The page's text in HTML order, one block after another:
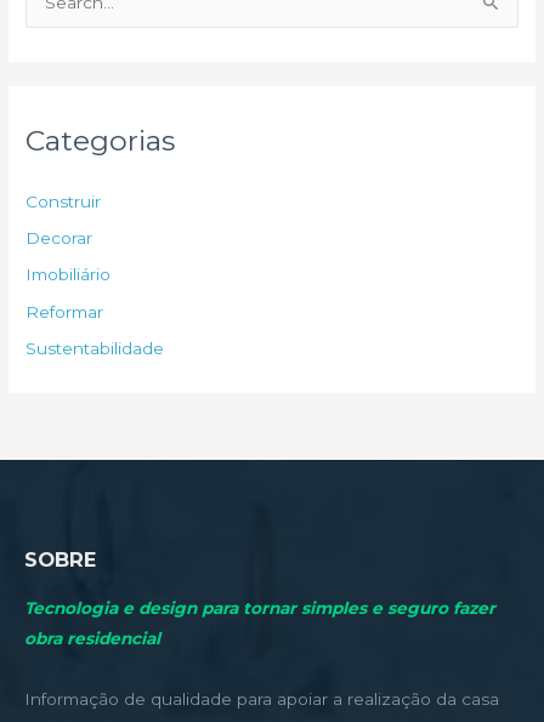
e
p
o
r
Categorias
Construir
Decorar
Imobiliário
Reformar
Sustentabilidade
SOBRE
Tecnologia e design para tornar simples e seguro fazer
obra residencial
Informação de qualidade para apoiar a realização da casa